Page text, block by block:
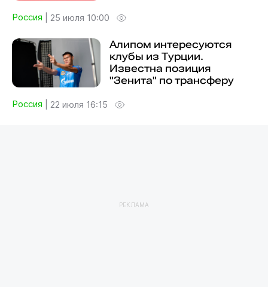
Россия 25 июля 10:00
Алипом интересуются
клубы из Турции.
Известна позиция
"Зенита" по трансферу
Россия 22 июля 16:15
РЕКЛАМА